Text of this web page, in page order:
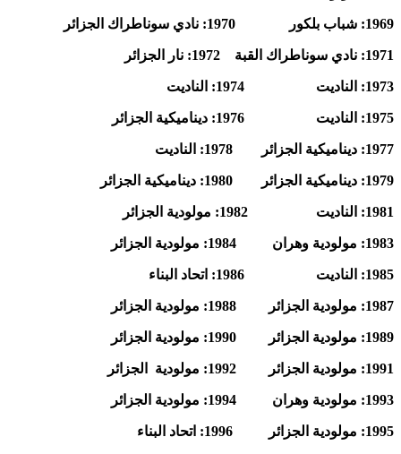
1969: شباب بلكور 1970: نادي سوناطراك الجزائر
1971: نادي سوناطراك القبة 1972: نار الجزائر
1973: الناديت 1974: الناديت
1975: الناديت 1976: ديناميكية الجزائر
1977: ديناميكية الجزائر 1978: الناديت
1979: ديناميكية الجزائر 1980: ديناميكية الجزائر
1981: الناديت 1982: مولودية الجزائر
1983: مولودية وهران 1984: مولودية الجزائر
1985: الناديت 1986: اتحاد البناء
1987: مولودية الجزائر 1988: مولودية الجزائر
1989: مولودية الجزائر 1990: مولودية الجزائر
1991: مولودية الجزائر 1992: مولودية الجزائر
1993: مولودية وهران 1994: مولودية الجزائر
1995: مولودية الجزائر 1996: اتحاد البناء